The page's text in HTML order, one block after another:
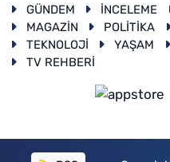
GÜNDEM
İNCELEME
MAGAZİN
POLİTİKA
TEKNOLOJİ
YAŞAM
TV REHBERİ